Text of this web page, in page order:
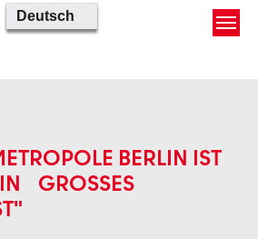
BERLIN IST
GROSSES F